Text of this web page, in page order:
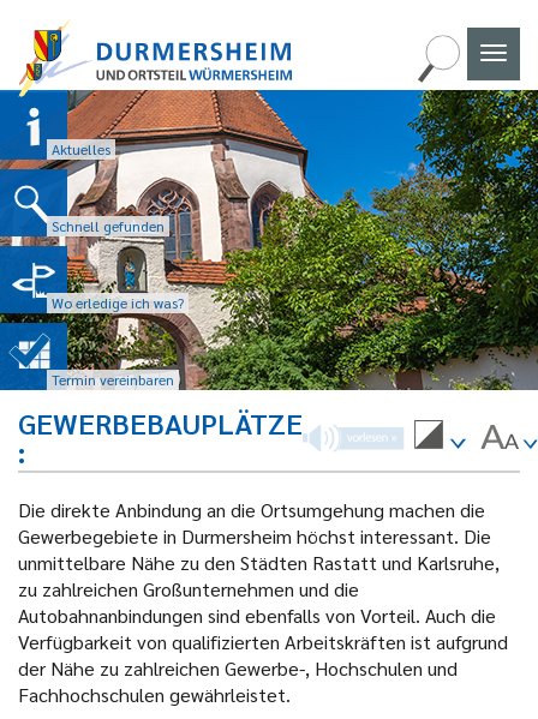
Aktuelles
Schnell gefunden
Wo erledige ich was?
Termin vereinbaren
GEWERBEBAUPLÄTZE
Die direkte Anbindung an die Ortsumgehung machen die
Gewerbegebiete in Durmersheim höchst interessant. Die
unmittelbare Nähe zu den Städten Rastatt und Karlsruhe,
zu zahlreichen Großunternehmen und die
Autobahnanbindungen sind ebenfalls von Vorteil. Auch die
Verfügbarkeit von qualifizierten Arbeitskräften ist aufgrund
der Nähe zu zahlreichen Gewerbe-, Hochschulen und
Fachhochschulen gewährleistet.